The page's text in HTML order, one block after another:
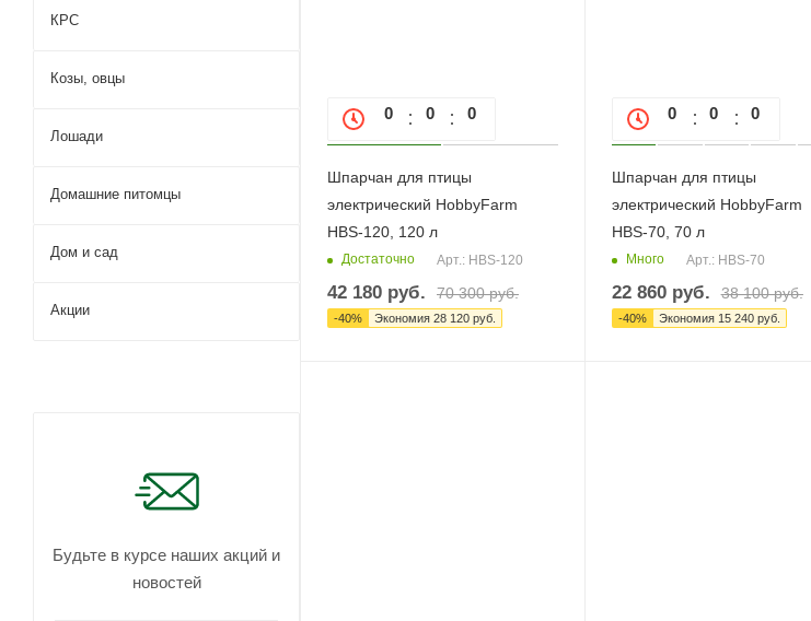
0 0 0
Шпарчан для птицы
электрический HobbyFarm
HBS-120, 120 л
Достаточно Арт.: HBS-120
42 180 руб. 70 300руб.
-40% Экономия 28 120 руб.
0 0 0
Шпарчан для птицы
электрический HobbyFarm
HBS-70, 70 л
Много Арт.: HBS-70
22 860руб. 38 100руб.
-40% Экономия 15 240руб.
КРС
Козы, овцы
Лошади
Домашние питомцы
Дом и сад
Акции
Будьте в курсе наших акций и
новостей